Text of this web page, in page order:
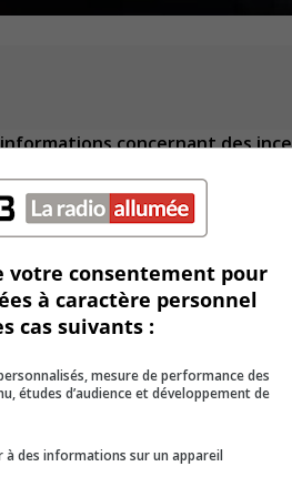
concernant des
situation et pour recueillir des
maison le 19 avril dernier, selon
alors que sa résidence
votre consentement pour
à caractère personnel
cas suivants :
mesure de performance des
études d’audience et développement de
des informations sur un appareil